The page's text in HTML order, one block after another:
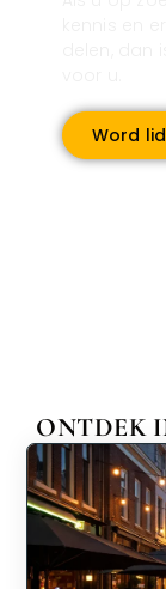
Word
ONTDEK